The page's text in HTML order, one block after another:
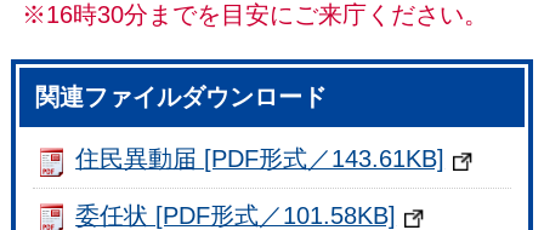
※16時30分までを目安にご来庁ください。
関連ファイルダウンロード
住民異動届 [PDF形式／143.61KB]
委任状 [PDF形式／101.58KB]